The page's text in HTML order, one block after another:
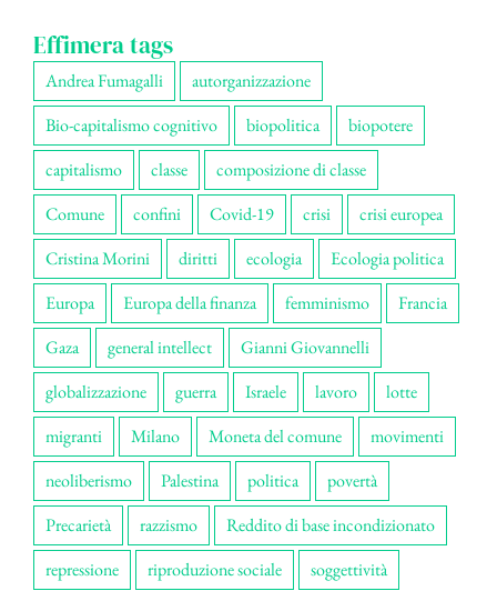
Effimera tags
Andrea Fumagalli
autorganizzazione
Bio-capitalismo cognitivo
biopolitica
biopotere
capitalismo
classe
composizione di classe
Comune
confini Covid-19 crisi
crisi europea
Cristina Morini
diritti ecologia
Ecologia politica
Europa
Europa della finanza femminismo
Francia
Gaza
general intellect
Gianni Giovannelli
globalizzazione
guerra Israele lavoro
lotte
migranti
Milano Moneta del comune
movimenti
neoliberismo
Palestina politica
povertà
Precarietà
razzismo
Reddito di base incondizionato
repressione
riproduzione sociale soggettività